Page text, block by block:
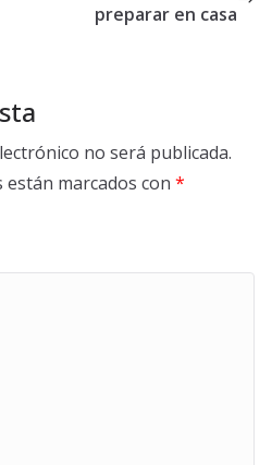
preparar en casa
no será publicada.
marcados con *